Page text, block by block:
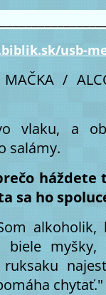
usb-
/
vlaku, a
salámy.
háždete
sa ho
alkoholik,
biele myšky,
chytať."